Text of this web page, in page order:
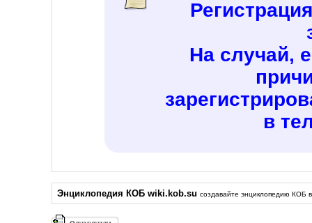
На случай,
в
Энциклопедия КОБ wiki.kob.su создавайте энциклопедию КОБ